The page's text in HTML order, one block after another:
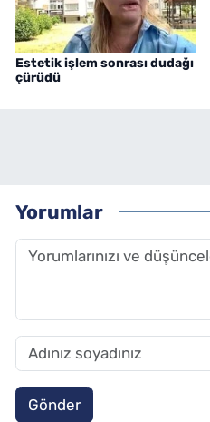
Estetik işlem sonrası dudağı
çürüdü
Yorumlar
Gönder